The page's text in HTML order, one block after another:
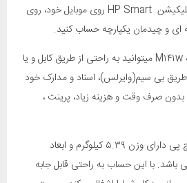
بگیرید، به علاوه با داشتن اپلیکیشن HP Smart روی موبایل خود، روی
ای و چیدمان یکپارچه حساب کنید.
شما با داشتن پرینتر چندکاره M۱۴۱w میتوانید به راحتی از طریق کابل و یا
بی سیم(وایرلس)، اسناد و مدارک خود
بدون صرف وقت و هزینه زیاد، پرینت ،
این پرینتر چندکاره کوچک اچ پی دارای وزن ۵.۳۹ کیلوگرم و ابعاد
متر می باشد. با این حساب به راحتی قابل جابه